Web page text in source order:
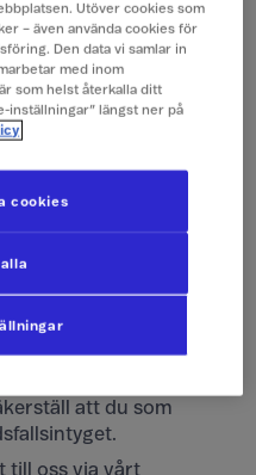
innan den
förfrågan har
din överlåtelse. I
kreditkontroll så tar
cirka 7 veckodagar.
från dödsbo
Ladda ned blanketten
mobil innan du fyller i
att du som
till oss via vårt
Utöver cookies som
– även använda cookies för
Den data vi samlar in
med inom
som helst återkalla ditt
inställningar” längst ner på
cookies